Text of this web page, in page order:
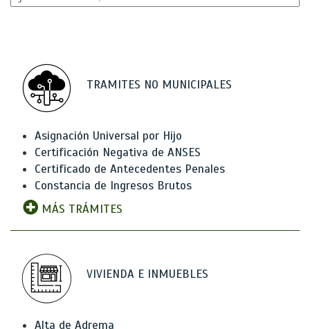
TRAMITES NO MUNICIPALES
Asignación Universal por Hijo
Certificación Negativa de ANSES
Certificado de Antecedentes Penales
Constancia de Ingresos Brutos
MÁS TRÁMITES
VIVIENDA E INMUEBLES
Alta de Adrema